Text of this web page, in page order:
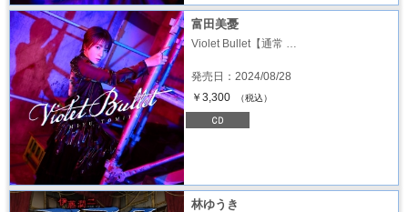
富田美憂
Violet Bullet【通常 …
発売日：2024/08/28
￥3,300
（税込）
林ゆうき